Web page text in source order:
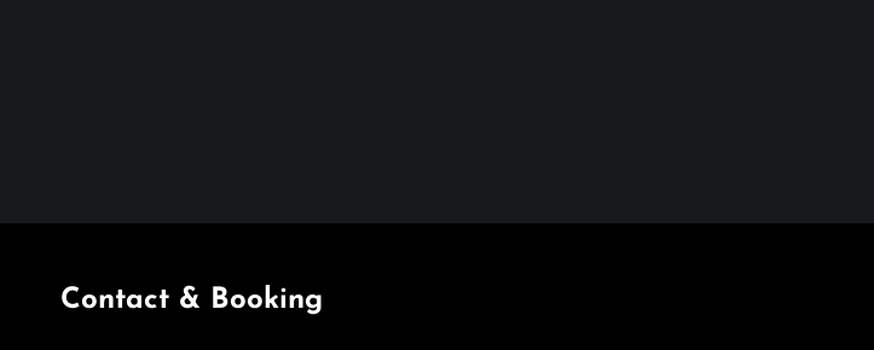
Contact & Booking